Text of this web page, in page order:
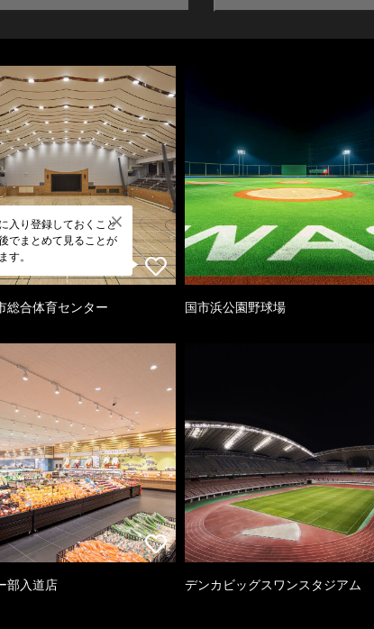
入り登録しておくこと
でまとめて見ることが
す。
総合体育センター 国市浜公園野球場
部入道店 デンカビッグスワンスタジアム